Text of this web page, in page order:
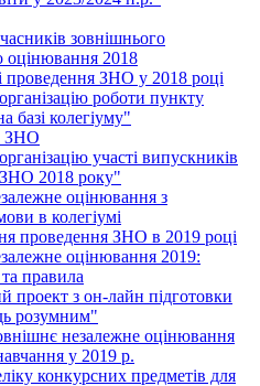
зовнішнього
оцінювання 2018
проведення ЗНО у 2018 році
роботи пункту
базі колегіуму"
ЗНО
участі випускників
ЗНО 2018 року"
оцінювання з
в колегіумі
проведення ЗНО в 2019 році
оцінювання 2019:
правила
проект з он-лайн підготовки
розумним"
незалежне оцінювання
у 2019 р.
конкурсних предметів для